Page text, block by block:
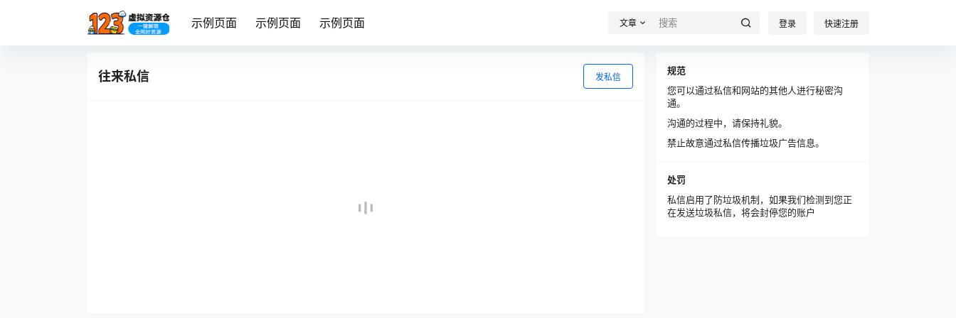
示例页面 示例页面 示例页面 文章 登录 快速注册
往来私信 发私信
规范
您可以通过私信和网站的其他人进行秘密沟
通。
沟通的过程中，请保持礼貌。
禁止故意通过私信传播垃圾广告信息。
处罚
私信启用了防垃圾机制，如果我们检测到您正
在发送垃圾私信，将会封停您的账户